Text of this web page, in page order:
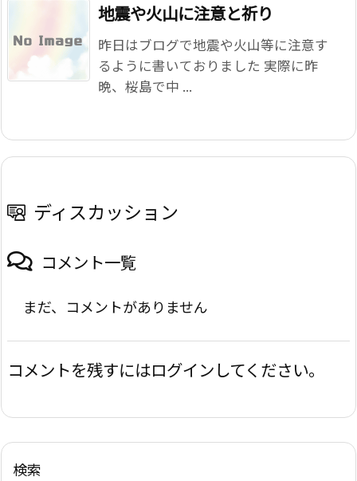
地震や火山に注意と祈り
昨日はブログで地震や火山等に注意す
るように書いておりました 実際に昨
晩、桜島で中 ...
ディスカッション
コメント一覧
まだ、コメントがありません
コメントを残すにはログインしてください。
検索